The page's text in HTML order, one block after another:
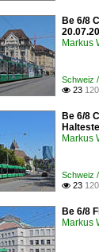
Be 6/8
Markus
Schweiz
 23
Be 6/8
Markus
Schweiz
 23
Be 6/8
Markus